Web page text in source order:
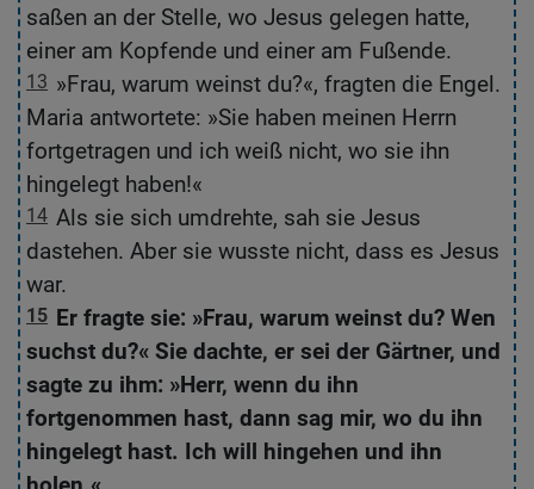
saßen an der Stelle, wo Jesus gelegen hatte,
einer am Kopfende und einer am Fußende.
13 »Frau, warum weinst du?«, fragten die Engel.
Maria antwortete: »Sie haben meinen Herrn
fortgetragen und ich weiß nicht, wo sie ihn
hingelegt haben!«
14 Als sie sich umdrehte, sah sie Jesus
dastehen. Aber sie wusste nicht, dass es Jesus
war.
15 Er fragte sie: »Frau, warum weinst du? Wen
suchst du?« Sie dachte, er sei der Gärtner, und
sagte zu ihm: »Herr, wenn du ihn
fortgenommen hast, dann sag mir, wo du ihn
hingelegt hast. Ich will hingehen und ihn
13
14
15